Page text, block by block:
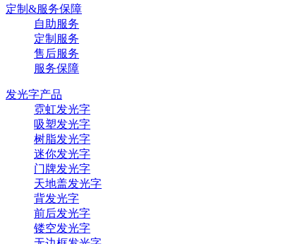
定制&服务保障
自助服务
定制服务
售后服务
服务保障
发光字产品
霓虹发光字
吸塑发光字
树脂发光字
迷你发光字
门牌发光字
天地盖发光字
背发光字
前后发光字
镂空发光字